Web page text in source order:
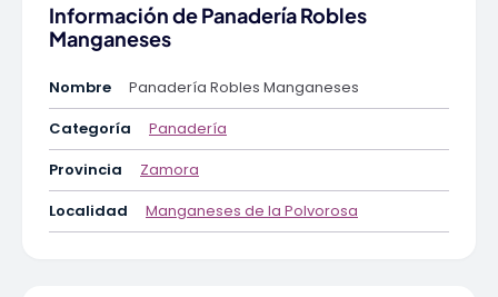
Información de Panadería Robles
Manganeses
Nombre
Panadería Robles Manganeses
Categoría
Panadería
Provincia
Zamora
Localidad
Manganeses de la Polvorosa